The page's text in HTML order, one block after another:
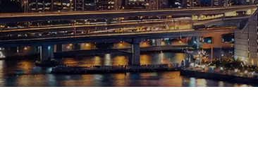
テニス四大大会・五輪
テニス四大大会・五輪